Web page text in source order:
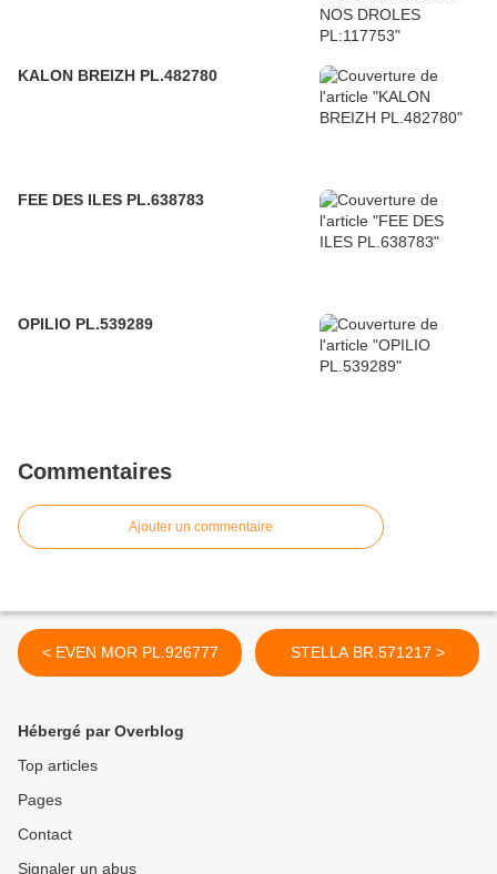
KALON BREIZH PL.482780
FEE DES ILES PL.638783
OPILIO PL.539289
Commentaires
Ajouter un commentaire
< EVEN MOR PL.926777 STELLA BR.571217 >
Hébergé par Overblog
Top articles
Pages
Contact
Signaler un abus